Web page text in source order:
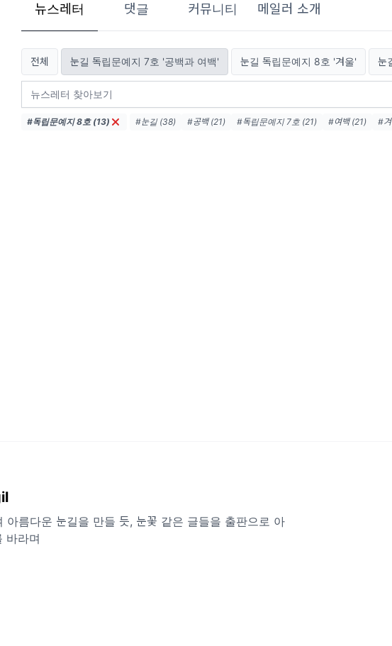
뉴스레터 댓글 커뮤니티 메일러 소개
전체 눈길 독립문예지 7호 '공백과 여백' 눈길 독립문예지 8호 '겨울' 눈
#독립문예지 8호 (13) #눈길 (38) #공백 (21) #독립문예지 7호 (21) #여백 (21) #
아름다운 눈길을 만들 듯, 눈꽃 같은 글들을 출판으로 아
바라며